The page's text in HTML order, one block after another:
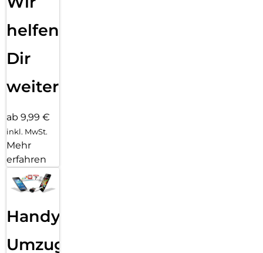
helfen
Dir
weiter
ab 9,99 €
inkl. MwSt.
Mehr
erfahren
Handy
Umzug